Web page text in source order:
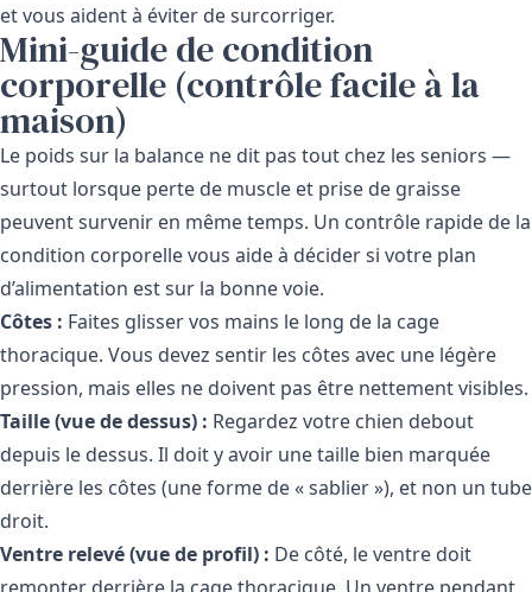
et vous aident à éviter de surcorriger.
Mini-guide de condition
corporelle (contrôle facile à la
maison)
Le poids sur la balance ne dit pas tout chez les seniors —
surtout lorsque perte de muscle et prise de graisse
peuvent survenir en même temps. Un contrôle rapide de la
condition corporelle vous aide à décider si votre plan
d’alimentation est sur la bonne voie.
Côtes : Faites glisser vos mains le long de la cage
thoracique. Vous devez sentir les côtes avec une légère
pression, mais elles ne doivent pas être nettement visibles.
Taille (vue de dessus) : Regardez votre chien debout
depuis le dessus. Il doit y avoir une taille bien marquée
derrière les côtes (une forme de « sablier »), et non un tube
droit.
Ventre relevé (vue de profil) : De côté, le ventre doit
remonter derrière la cage thoracique. Un ventre pendant